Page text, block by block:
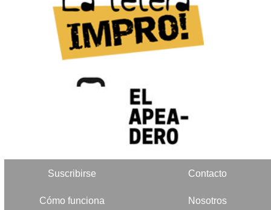
Suscribirse Contacto
Cómo funciona Nosotros